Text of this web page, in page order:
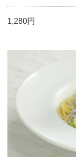
1,280円